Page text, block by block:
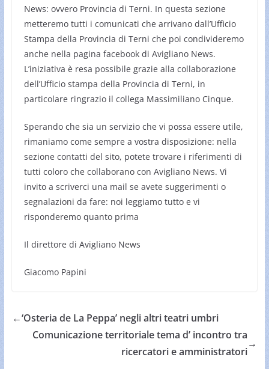
News: ovvero Provincia di Terni. In questa sezione
metteremo tutti i comunicati che arrivano dall’Ufficio
Stampa della Provincia di Terni che poi condivideremo
anche nella pagina facebook di Avigliano News.
L’iniziativa è resa possibile grazie alla collaborazione
dell’Ufficio stampa della Provincia di Terni, in
particolare ringrazio il collega Massimiliano Cinque.
Sperando che sia un servizio che vi possa essere utile,
rimaniamo come sempre a vostra disposizione: nella
sezione contatti del sito, potete trovare i riferimenti di
tutti coloro che collaborano con Avigliano News. Vi
invito a scriverci una mail se avete suggerimenti o
segnalazioni da fare: noi leggiamo tutto e vi
risponderemo quanto prima
Il direttore di Avigliano News
Giacomo Papini
←‘Osteria de La Peppa’ negli altri teatri umbri
Comunicazione territoriale tema d’ incontro tra
ricercatori e amministratori
→